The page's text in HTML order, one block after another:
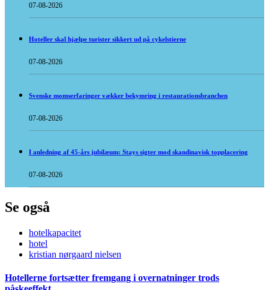
07-08-2026
Hoteller skal hjælpe turister sikkert ud på cykelstierne
07-08-2026
Svenske momserfaringer vækker bekymring i restaurationsbranchen
07-08-2026
I anledning af 45-års jubilæum: Stays sigter mod skandinavisk topplacering
07-08-2026
Se også
hotelkapacitet
hotel
kristian nørgaard nielsen
Hotellerne fortsætter fremgang i overnatninger trods